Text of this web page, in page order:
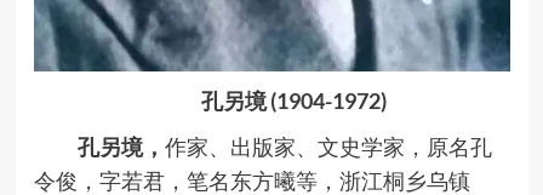
孔另境 (1904-1972)
孔另境， 作家、出版家、文史学家，原名孔
令俊，字若君，笔名东方曦等，浙江桐乡乌镇